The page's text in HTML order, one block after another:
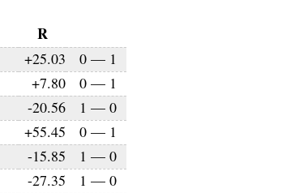
R
+25.03 0 — 1
+7.80 0 — 1
-20.56 1 — 0
+55.45 0 — 1
-15.85 1 — 0
-27.35 1 — 0